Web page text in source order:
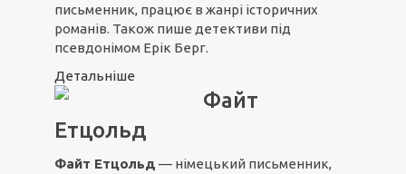
письменник, працює в жанрі історичних
романів. Також пише детективи під
псевдонімом Ерік Берг.
Детальніше
Файт
Етцольд
Файт Етцольд — німецький письменник,